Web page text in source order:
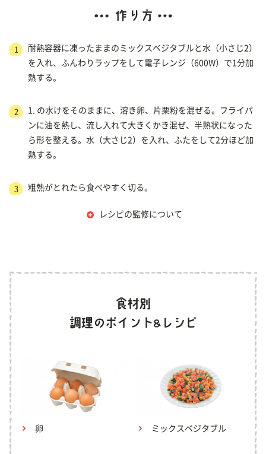
1
耐熱容器に凍ったままのミックスベジタブルと水（小さじ2）
を入れ、ふんわりラップをして電子レンジ（600W）で1分加
熱する。
2
1. の水けをそのままに、溶き卵、片栗粉を混ぜる。フライパ
ンに油を熱し、流し入れて大きくかき混ぜ、半熟状になった
ら形を整える。水（大さじ2）を入れ、ふたをして2分ほど加
熱する。
3 粗熱がとれたら食べやすく切る。
レシピの監修について
卵 ミックスベジタブル